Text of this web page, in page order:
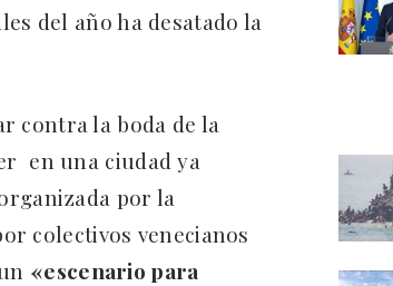
del año ha desatado la
contra la boda de la
en una ciudad ya
por la
colectivos venecianos
«escenario para